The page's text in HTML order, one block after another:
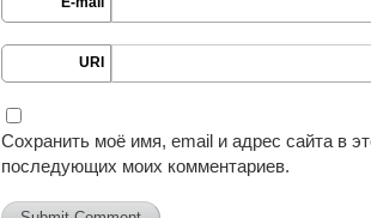
URI
Сохранить моё имя, email и адрес сайта в
последующих моих комментариев.